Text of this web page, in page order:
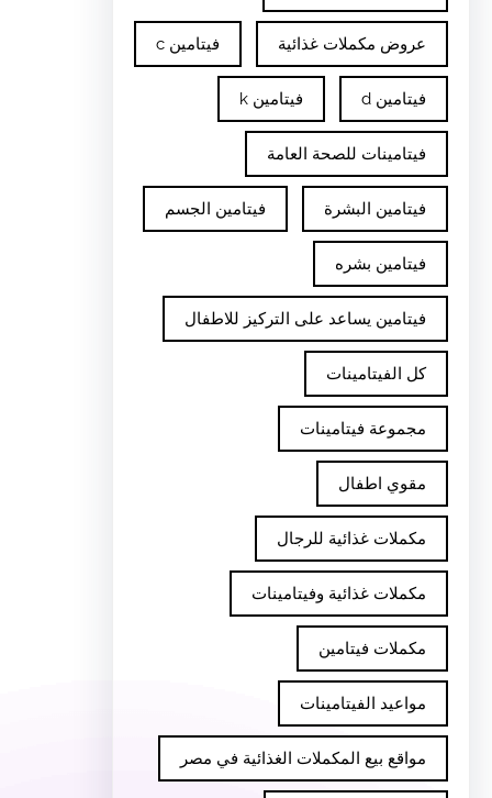
عروض مكملات غذائية فيتامين c
فيتامين d فيتامين k
فيتامينات للصحة العامة
فيتامين البشرة فيتامين الجسم
فيتامين بشره
فيتامين يساعد على التركيز للاطفال
كل الفيتامينات
مجموعة فيتامينات
مقوي اطفال
مكملات غذائية للرجال
مكملات غذائية وفيتامينات
مكملات فيتامين
مواعيد الفيتامينات
مواقع بيع المكملات الغذائية في مصر